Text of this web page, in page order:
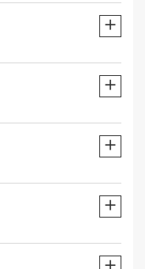
＋
＋
＋
＋
＋